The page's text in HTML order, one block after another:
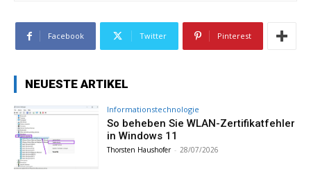
Facebook Twitter Pinterest
NEUESTE ARTIKEL
Informationstechnologie
So beheben Sie WLAN-Zertifikatfehler
in Windows 11
Thorsten Haushofer - 28/07/2026